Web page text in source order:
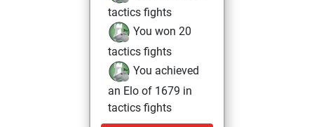
tactics fights
You won 20
tactics fights
You achieved
an Elo of 1679 in
tactics fights